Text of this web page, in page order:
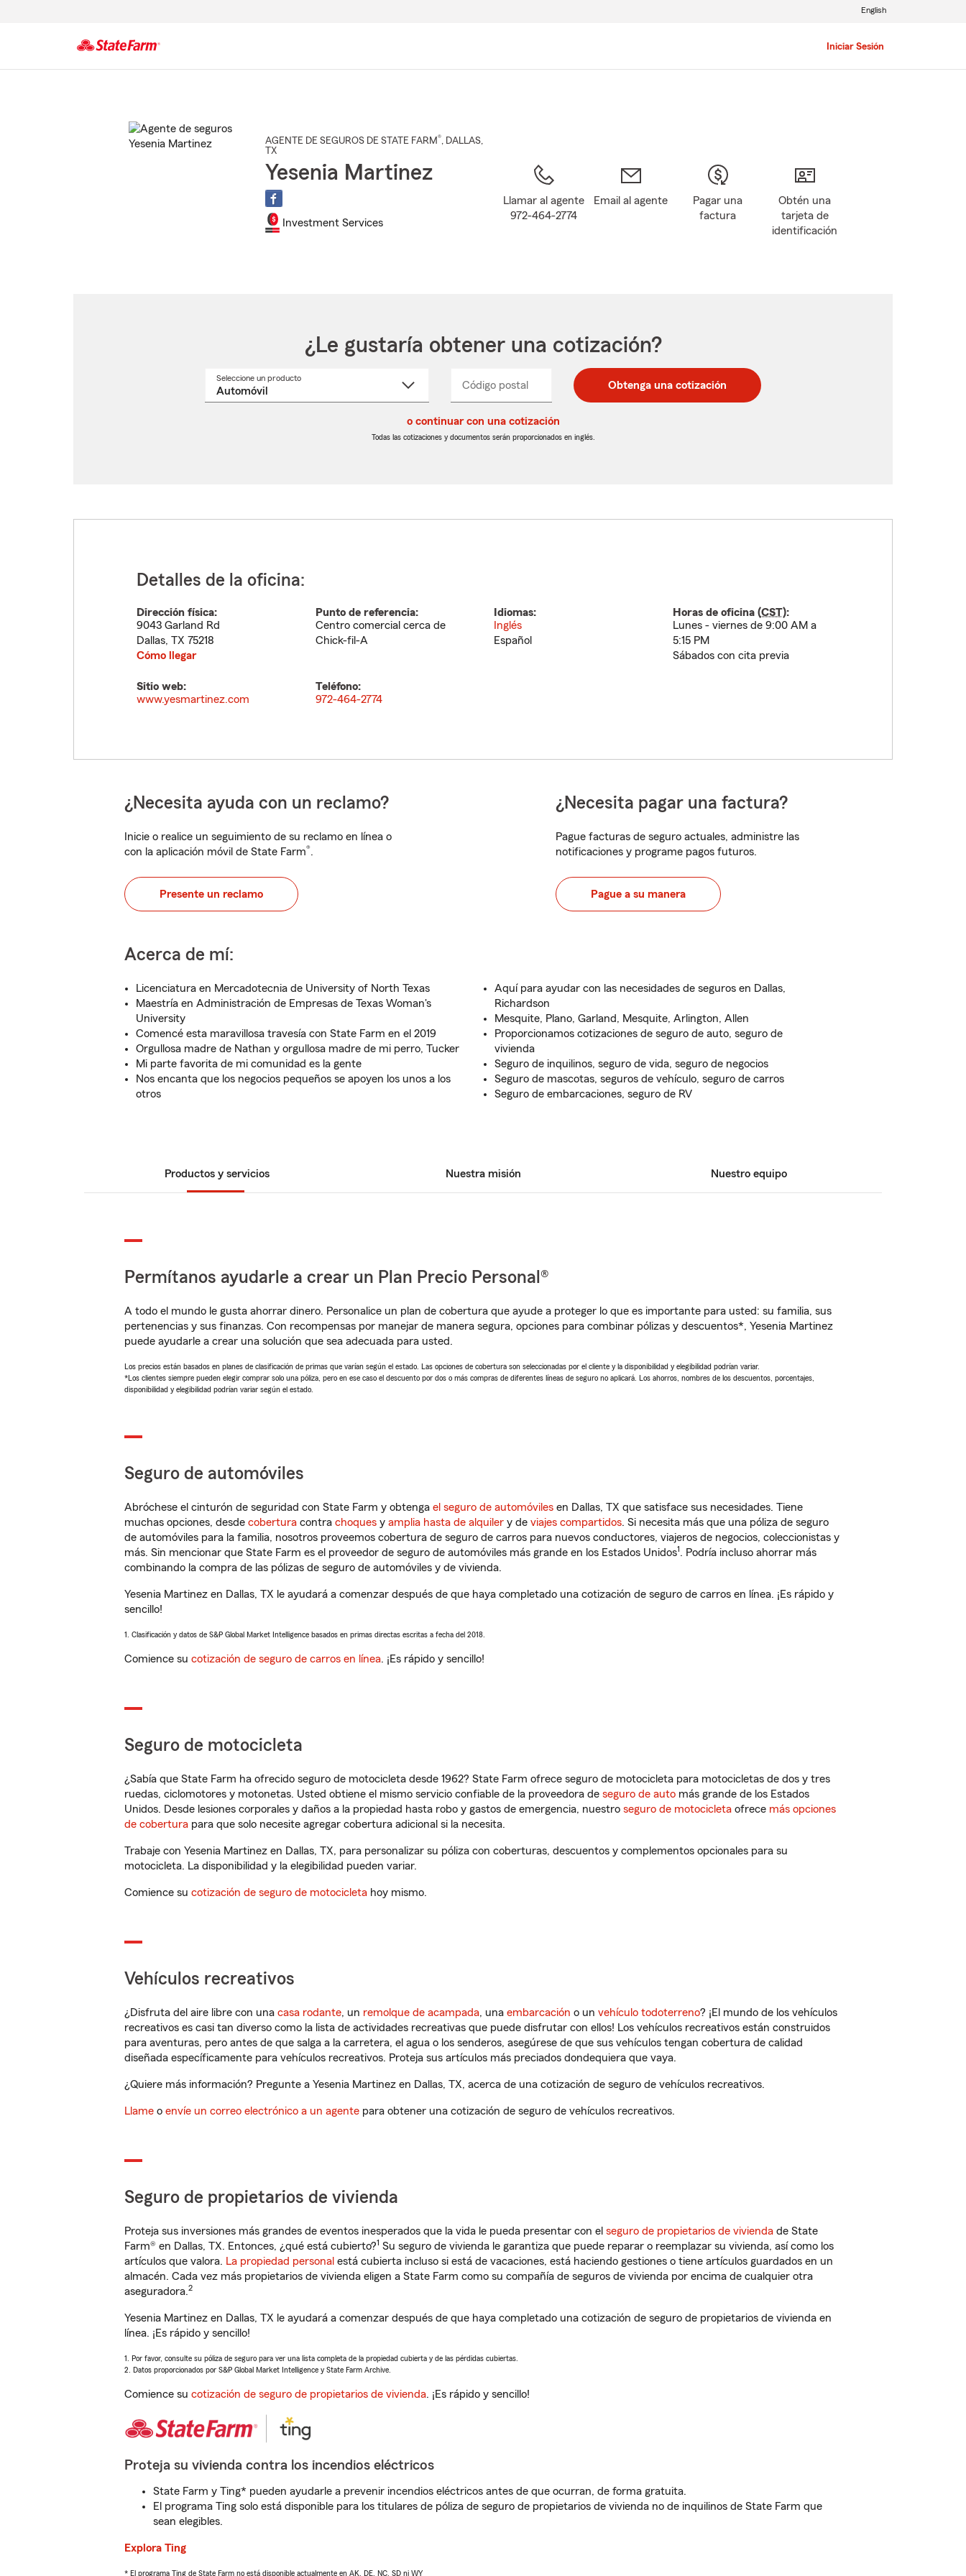
Iniciar Sesión
English
AGENTE DE SEGUROS DE STATE FARM®, DALLAS,
TX
Yesenia Martinez
Investment Services
Llamar al agente
972-464-2774
Email al agente
Pagar una
factura
Obtén una
tarjeta de
identificación
¿Le gustaría obtener una cotización?
Seleccione un productoSeleccione
Código postal
postal
de
postal
de
_____ Obtenga una cotización
o continuar con una cotización
Todas las cotizaciones y documentos serán proporcionados en inglés.
Detalles de la oficina:
Dirección física:
9043 Garland Rd
Dallas, TX 75218
Cómo llegar
Punto de referencia:
Centro comercial cerca de
Chick-fil-A
Idiomas:
Inglés
Español
Horas de oficina (CST):
Lunes - viernes de 9:00 AM a
5:15 PM
Sábados con cita previa
Sitio web:
www.yesmartinez.com
Teléfono:
972-464-2774
¿Necesita ayuda con un reclamo?
Inicie o realice un seguimiento de su reclamo en línea o
con la aplicación móvil de State Farm®.
Presente un reclamo
¿Necesita pagar una factura?
Pague facturas de seguro actuales, administre las
notificaciones y programe pagos futuros.
Pague a su manera
Acerca de mí:
Licenciatura en Mercadotecnia de University of North Texas
Maestría en Administración de Empresas de Texas Woman's
University
Comencé esta maravillosa travesía con State Farm en el 2019
Orgullosa madre de Nathan y orgullosa madre de mi perro, Tucker
Mi parte favorita de mi comunidad es la gente
Nos encanta que los negocios pequeños se apoyen los unos a los
otros
Aquí para ayudar con las necesidades de seguros en Dallas,
Richardson
Mesquite, Plano, Garland, Mesquite, Arlington, Allen
Proporcionamos cotizaciones de seguro de auto, seguro de
vivienda
Seguro de inquilinos, seguro de vida, seguro de negocios
Seguro de mascotas, seguros de vehículo, seguro de carros
Seguro de embarcaciones, seguro de RV
Productos y servicios Nuestra misión Nuestro equipo
Permítanos ayudarle a crear un Plan Precio Personal®
A todo el mundo le gusta ahorrar dinero. Personalice un plan de cobertura que ayude a proteger lo que es importante para usted: su familia, sus
pertenencias y sus finanzas. Con recompensas por manejar de manera segura, opciones para combinar pólizas y descuentos*, Yesenia Martinez
puede ayudarle a crear una solución que sea adecuada para usted.
Los precios están basados en planes de clasificación de primas que varían según el estado. Las opciones de cobertura son seleccionadas por el cliente y la disponibilidad y elegibilidad podrían variar.
*Los clientes siempre pueden elegir comprar solo una póliza, pero en ese caso el descuento por dos o más compras de diferentes líneas de seguro no aplicará. Los ahorros, nombres de los descuentos, porcentajes,
disponibilidad y elegibilidad podrían variar según el estado.
Seguro de automóviles
Abróchese el cinturón de seguridad con State Farm y obtenga el seguro de automóviles en Dallas, TX que satisface sus necesidades. Tiene
muchas opciones, desde cobertura contra choques y amplia hasta de alquiler y de viajes compartidos. Si necesita más que una póliza de seguro
de automóviles para la familia, nosotros proveemos cobertura de seguro de carros para nuevos conductores, viajeros de negocios, coleccionistas y
más. Sin mencionar que State Farm es el proveedor de seguro de automóviles más grande en los Estados Unidos1. Podría incluso ahorrar más
combinando la compra de las pólizas de seguro de automóviles y de vivienda.
Yesenia Martinez en Dallas, TX le ayudará a comenzar después de que haya completado una cotización de seguro de carros en línea. ¡Es rápido y
sencillo!
1. Clasificación y datos de S&P Global Market Intelligence basados en primas directas escritas a fecha del 2018.
Comience su cotización de seguro de carros en línea. ¡Es rápido y sencillo!
Seguro de motocicleta
¿Sabía que State Farm ha ofrecido seguro de motocicleta desde 1962? State Farm ofrece seguro de motocicleta para motocicletas de dos y tres
ruedas, ciclomotores y motonetas. Usted obtiene el mismo servicio confiable de la proveedora de seguro de auto más grande de los Estados
Unidos. Desde lesiones corporales y daños a la propiedad hasta robo y gastos de emergencia, nuestro seguro de motocicleta ofrece más opciones
de cobertura para que solo necesite agregar cobertura adicional si la necesita.
Trabaje con Yesenia Martinez en Dallas, TX, para personalizar su póliza con coberturas, descuentos y complementos opcionales para su
motocicleta. La disponibilidad y la elegibilidad pueden variar.
Comience su cotización de seguro de motocicleta hoy mismo.
Vehículos recreativos
¿Disfruta del aire libre con una casa rodante, un remolque de acampada, una embarcación o un vehículo todoterreno? ¡El mundo de los vehículos
recreativos es casi tan diverso como la lista de actividades recreativas que puede disfrutar con ellos! Los vehículos recreativos están construidos
para aventuras, pero antes de que salga a la carretera, el agua o los senderos, asegúrese de que sus vehículos tengan cobertura de calidad
diseñada específicamente para vehículos recreativos. Proteja sus artículos más preciados dondequiera que vaya.
¿Quiere más información? Pregunte a Yesenia Martinez en Dallas, TX, acerca de una cotización de seguro de vehículos recreativos.
Llame o envíe un correo electrónico a un agente para obtener una cotización de seguro de vehículos recreativos.
Seguro de propietarios de vivienda
Proteja sus inversiones más grandes de eventos inesperados que la vida le pueda presentar con el seguro de propietarios de vivienda de State
Farm® en Dallas, TX. Entonces, ¿qué está cubierto?1 Su seguro de vivienda le garantiza que puede reparar o reemplazar su vivienda, así como los
artículos que valora. La propiedad personal está cubierta incluso si está de vacaciones, está haciendo gestiones o tiene artículos guardados en un
almacén. Cada vez más propietarios de vivienda eligen a State Farm como su compañía de seguros de vivienda por encima de cualquier otra
aseguradora.2
Yesenia Martinez en Dallas, TX le ayudará a comenzar después de que haya completado una cotización de seguro de propietarios de vivienda en
línea. ¡Es rápido y sencillo!
1. Por favor, consulte su póliza de seguro para ver una lista completa de la propiedad cubierta y de las pérdidas cubiertas.
2. Datos proporcionados por S&P Global Market Intelligence y State Farm Archive.
Comience su cotización de seguro de propietarios de vivienda. ¡Es rápido y sencillo!
Proteja su vivienda contra los incendios eléctricos
State Farm y Ting* pueden ayudarle a prevenir incendios eléctricos antes de que ocurran, de forma gratuita.
El programa Ting solo está disponible para los titulares de póliza de seguro de propietarios de vivienda no de inquilinos de State Farm que
sean elegibles.
Explora Ting
* El programa Ting de State Farm no está disponible actualmente en AK, DE, NC, SD ni WY